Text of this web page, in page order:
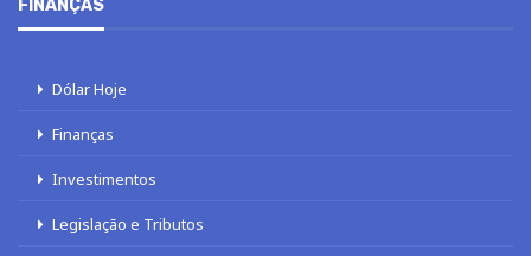
FINANÇAS
Dólar Hoje
Finanças
Investimentos
Legislação e Tributos